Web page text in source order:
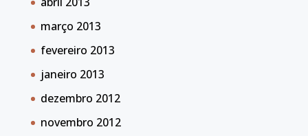
março 2013
fevereiro 2013
janeiro 2013
dezembro 2012
novembro 2012